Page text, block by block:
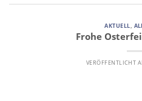
AKTUELL,
Frohe
VERÖFFENTLICHT